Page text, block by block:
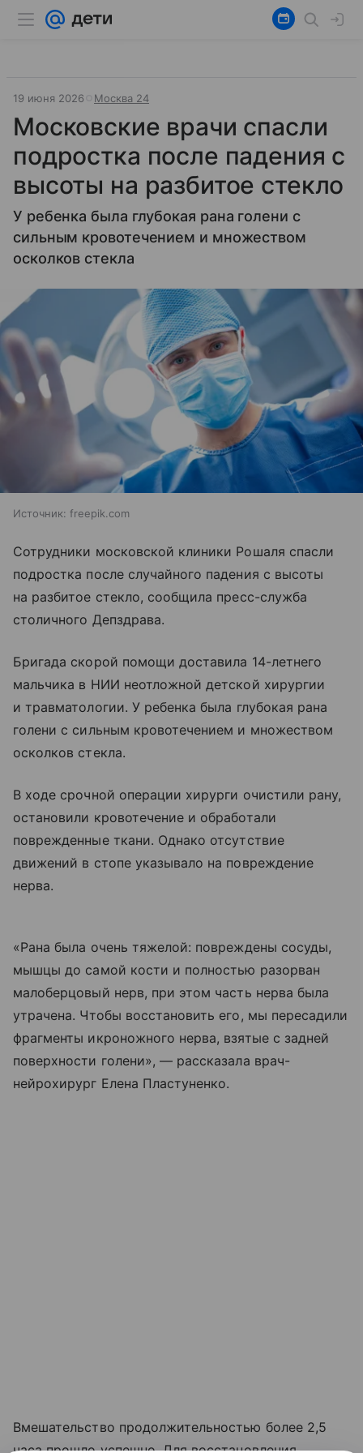
19 июня 2026 Москва 24
Московские врачи спасли
подростка после падения с
высоты на разбитое стекло
У ребенка была глубокая рана голени с
сильным кровотечением и множеством
осколков стекла
Источник: freepik.com
Сотрудники московской клиники Рошаля спасли
подростка после случайного падения с высоты
на разбитое стекло, сообщила пресс-служба
столичного Депздрава.
Бригада скорой помощи доставила 14-летнего
мальчика в НИИ неотложной детской хирургии
и травматологии. У ребенка была глубокая рана
голени с сильным кровотечением и множеством
осколков стекла.
В ходе срочной операции хирурги очистили рану,
остановили кровотечение и обработали
поврежденные ткани. Однако отсутствие
движений в стопе указывало на повреждение
нерва.
«Рана была очень тяжелой: повреждены сосуды,
мышцы до самой кости и полностью разорван
малоберцовый нерв, при этом часть нерва была
утрачена. Чтобы восстановить его, мы пересадили
фрагменты икроножного нерва, взятые с задней
поверхности голени», — рассказала врач-
нейрохирург Елена Пластуненко.
Вмешательство продолжительностью более 2,5